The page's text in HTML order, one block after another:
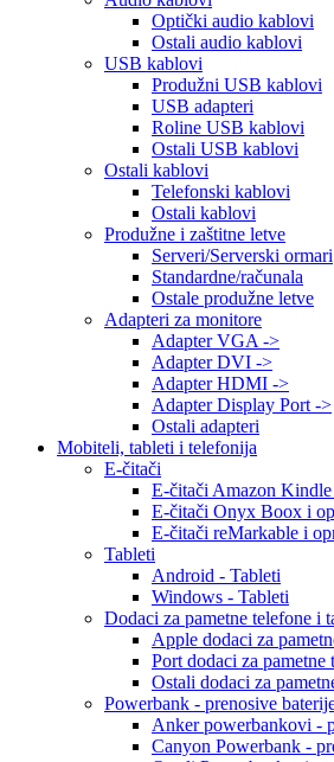
Optički audio kablovi
Ostali audio kablovi
USB kablovi
Produžni USB kablovi
USB adapteri
Roline USB kablovi
Ostali USB kablovi
Ostali kablovi
Telefonski kablovi
Ostali kablovi
Produžne i zaštitne letve
Serveri/Serverski ormari
Standardne/računala
Ostale produžne letve
Adapteri za monitore
Adapter VGA ->
Adapter DVI ->
Adapter HDMI ->
Adapter Display Port ->
Ostali adapteri
Mobiteli, tableti i telefonija
E-čitači
E-čitači Amazon Kindle
E-čitači Onyx Boox i
E-čitači reMarkable i
Tableti
Android - Tableti
Windows - Tableti
Dodaci za pametne telefone i
Apple dodaci za
Port dodaci za pametne
Ostali dodaci za
Powerbank - prenosive
Anker powerbankovi -
Canyon Powerbank -